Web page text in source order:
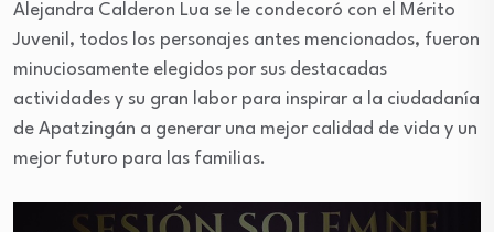
Alejandra Calderon Lua se le condecoró con el Mérito
Juvenil, todos los personajes antes mencionados, fueron
minuciosamente elegidos por sus destacadas
actividades y su gran labor para inspirar a la ciudadanía
de Apatzingán a generar una mejor calidad de vida y un
mejor futuro para las familias.